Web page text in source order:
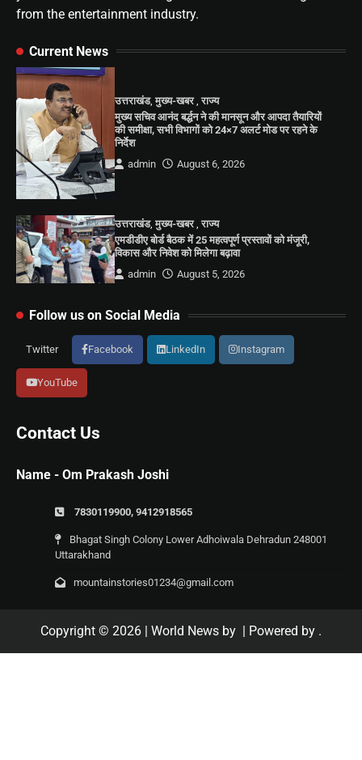
from the entertainment industry.
Current News
उत्तराखंड,मुख्य-खबर,राज्य
मुख्य सचिव आनंद बर्द्धन ने की मानसून और आपदा तैयारियों
की समीक्षा, सभी विभागों को 24×7 अलर्ट मोड पर रहने के
निर्देश
admin
August 6, 2026
उत्तराखंड,मुख्य-खबर,राज्य
एमडीडीए बोर्ड बैठक में 25 महत्वपूर्ण प्रस्तावों को मंजूरी,
विकास और निवेश को मिलेगा बढ़ावा
admin
August 5, 2026
Follow us on Social Media
Twitter Facebook LinkedIn Instagram
YouTube
Contact Us
Name - Om Prakash Joshi
7830119900, 9412918565
Bhagat Singh Colony Lower Adhoiwala Dehradun 248001
Uttarakhand
mountainstories01234@gmail.com
Copyright © 2026 | World News by | Powered by .